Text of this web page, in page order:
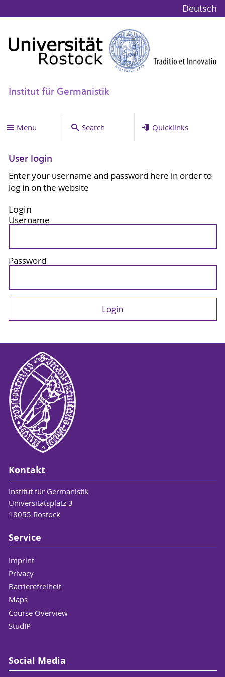
Deutsch
Institut für Germanistik
Menu Search Quicklinks
User login
Enter your username and password here in order to
log in on the website
Login
Username
Password
Kontakt
Institut für Germanistik
Universitätsplatz 3
18055 Rostock
Service
Imprint
Privacy
Barrierefreiheit
Maps
Course Overview
StudIP
Social Media